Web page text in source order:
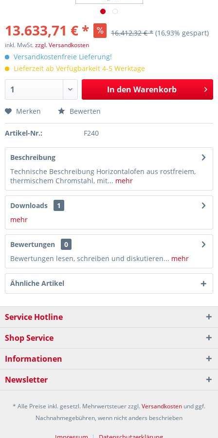
13.633,71 € * 16.412,32 € * (16,93% gespart)
inkl. MwSt.zzgl. Versandkosten
Versandkostenfreie Lieferung!
Lieferzeit ab Verfügbarkeit 4-5 Werktage
In den Warenkorb
Merken Bewerten
Artikel-Nr.: F240
Beschreibung
Technische Beschreibung Horizontalofen aus rostfreiem,
thermischem Chromstahl, mit... mehr
Downloads
1
mehr
Bewertungen
0
Bewertungen lesen, schreiben und diskutieren... mehr
Ähnliche Artikel
Service Hotline
Shop Service
Informationen
Newsletter
* Alle Preise inkl. gesetzl. Mehrwertsteuer zzgl.Versandkosten und ggf.
Nachnahmegebühren, wenn nicht anders beschrieben